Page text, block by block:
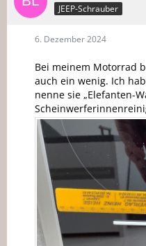
JEEP-Schrauber
6. Dezember 2024
Bei meinem Motorrad
auch ein wenig. Ich
nenne sie „Elefanten-